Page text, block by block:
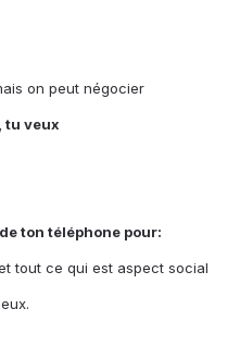
on peut négocier
tu veux
ton téléphone pour:
tout ce qui est aspect social